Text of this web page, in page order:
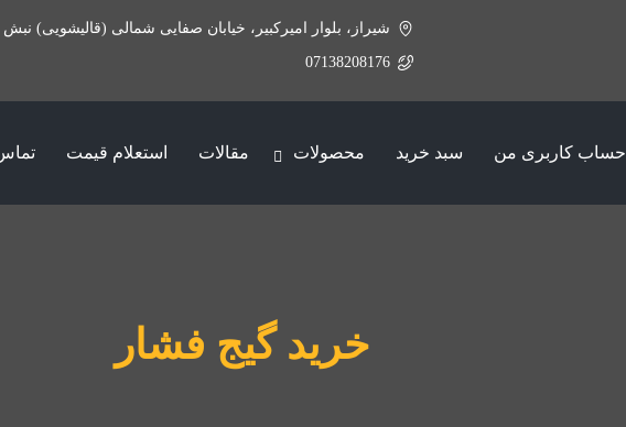
شیراز، بلوار امیرکبیر، خیابان صفایی شمالی (قالیشویی) نبش
07138208176
حساب کاربری من سبد خرید محصولات مقالات استعلام قیمت
خرید گیج فشار